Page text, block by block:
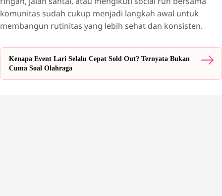
komunitas sudah cukup menjadi langkah awal untuk
membangun rutinitas yang lebih sehat dan konsisten.
Kenapa Event Lari Selalu Cepat Sold Out? Ternyata Bukan
Cuma Soal Olahraga